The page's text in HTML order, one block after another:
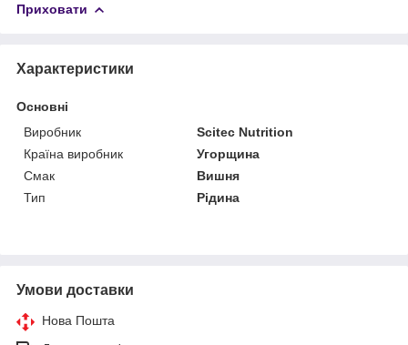
Приховати
Характеристики
Основні
Виробник
Scitec Nutrition
Країна виробник
Угорщина
Смак
Вишня
Тип
Рідина
Умови доставки
Нова Пошта